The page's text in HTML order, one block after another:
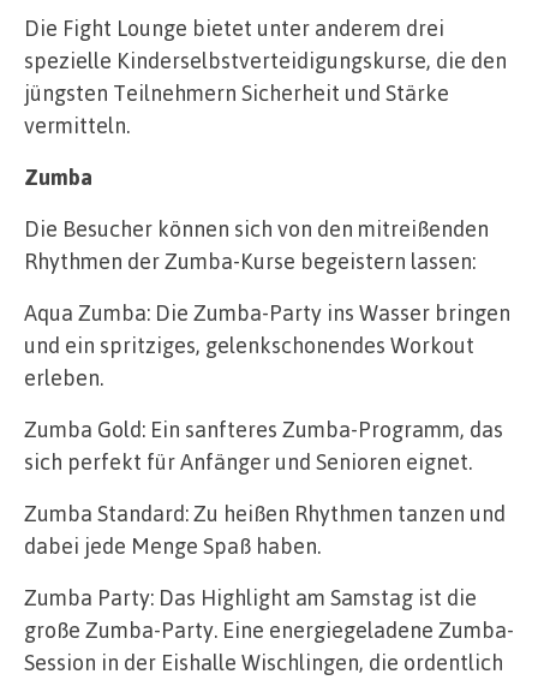
Die Fight Lounge bietet unter anderem drei
spezielle Kinderselbstverteidigungskurse, die den
jüngsten Teilnehmern Sicherheit und Stärke
vermitteln.
Zumba
Die Besucher können sich von den mitreißenden
Rhythmen der Zumba-Kurse begeistern lassen:
Aqua Zumba: Die Zumba-Party ins Wasser bringen
und ein spritziges, gelenkschonendes Workout
erleben.
Zumba Gold: Ein sanfteres Zumba-Programm, das
sich perfekt für Anfänger und Senioren eignet.
Zumba Standard: Zu heißen Rhythmen tanzen und
dabei jede Menge Spaß haben.
Zumba Party: Das Highlight am Samstag ist die
große Zumba-Party. Eine energiegeladene Zumba-
Session in der Eishalle Wischlingen, die ordentlich